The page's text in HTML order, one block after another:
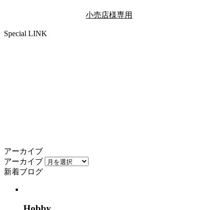
小売店様専用
Special LINK
アーカイブ
アーカイブ
新着ブログ